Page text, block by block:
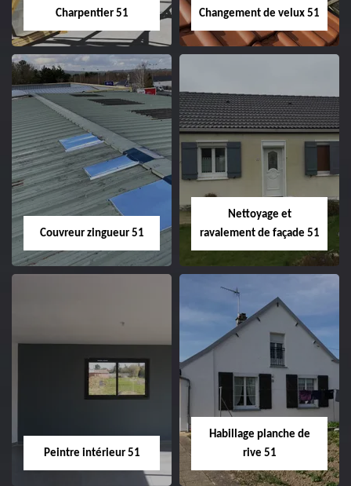
Charpentier 51
Charpentier 51
Changement de velux 51
Changement de
velux 51
Couvreur zingueur 51
51
Nettoyage et
ravalement de façade 51
Nettoyage et
ravalement de
façade 51
Peintre intérieur 51
Habillage planche de
rive 51